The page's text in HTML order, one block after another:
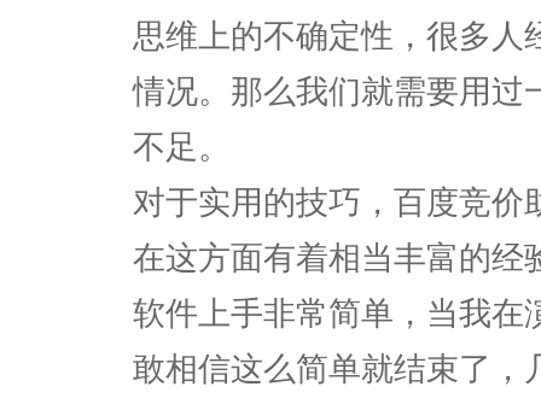
思维上的不确定性，很多人
情况。那么我们就需要用过
不足。
对于实用的技巧，百度竞
在这方面有着相当丰富的经
软件上手非常简单，当我在
敢相信这么简单就结束了，